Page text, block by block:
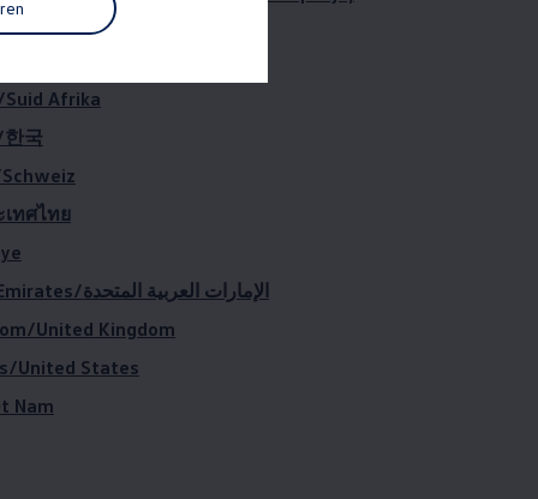
Црна Гора
Afrika
국
ทศไทย
United Arab Emirates/الإمارات العربية المتحدة
United Kingdom
United States
Nam